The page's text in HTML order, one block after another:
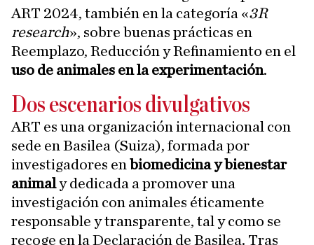
ART 2024, también en la categoría «3R
research», sobre buenas prácticas en
Reemplazo, Reducción y Refinamiento en el
uso de animales en la experimentación.
Dos escenarios divulgativos
ART es una organización internacional con
sede en Basilea (Suiza), formada por
investigadores en biomedicina y bienestar
animaly dedicada a promover una
investigación con animales éticamente
responsable y transparente, tal y como se
recoge en la Declaración de Basilea. Tras